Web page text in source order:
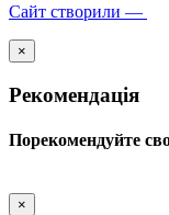
Сайт створили —
×
Рекомендація
Порекомендуйте
×